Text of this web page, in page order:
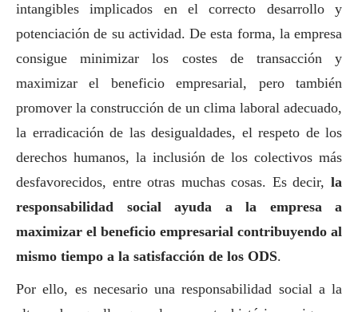
intangibles implicados en el correcto desarrollo y
potenciación de su actividad. De esta forma, la empresa
consigue minimizar los costes de transacción y
maximizar el beneficio empresarial, pero también
promover la construcción de un clima laboral adecuado,
la erradicación de las desigualdades, el respeto de los
derechos humanos, la inclusión de los colectivos más
desfavorecidos, entre otras muchas cosas. Es decir, la
responsabilidad socialayuda a la empresa a
maximizar el beneficio empresarial contribuyendo al
mismo tiempo a la satisfacción de los ODS.
Por ello, es necesario una responsabilidad sociala la